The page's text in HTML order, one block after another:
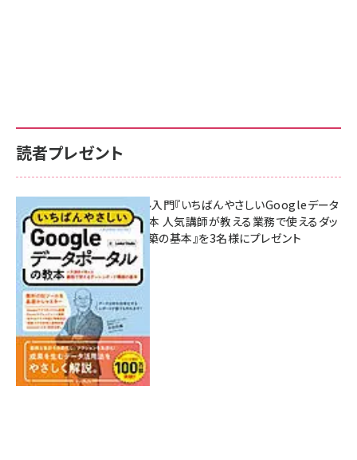
読者プレゼント
無料BIツール入門『いちばんやさしいGoogleデータ
ポータルの教本 人気講師が教える業務で使えるダッ
シュボード構築の基本』を3名様にプレゼント
7月31日 10:00